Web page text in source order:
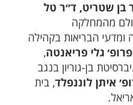
בן שטריט, ד״ר טל
מהמחלקה
ומדעי הבריאות בקהילה
פרופ׳ גלי פריאנטה,
בן-גוריון בנגב
איתן לוננפלד, בית